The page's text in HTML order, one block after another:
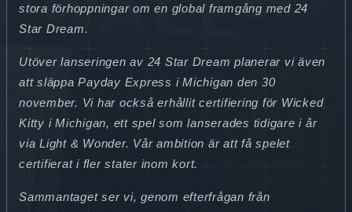
stora förhoppningar om en global framgång med 24
Star Dream.
Utöver lanseringen av 24 Star Dream planerar vi även
att släppa Payday Express i Michigan den 30
november. Vi har också erhållit certifiering för Wicked
Kitty i Michigan, ett spel som lanserades tidigare i år
via Light & Wonder. Vår ambition är att få spelet
certifierat i fler stater inom kort.
Sammantaget ser vi, genom efterfrågan från